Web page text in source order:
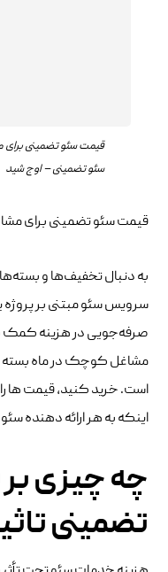
قیمت سئو تضمینی
سئو تضمینی – اوج شید
قیمت سئو تضمینی برای
به دنبال تخفیف‌ها و
سرویس سئو مبتنی بر پروژه
صرفه‌جویی در هزینه کمک
مشاغل کوچک در ماه بسته
است. خرید کنید، قیمت ها را
اینکه به هر ارائه دهنده
چه چیزی
تضمینی